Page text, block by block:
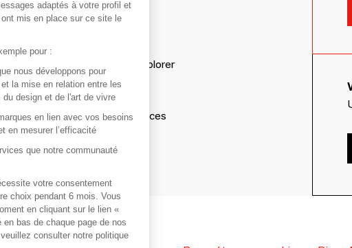
de milliers de fournisseurs à explorer
sélections de produits tendances
adaptés à votre profil et
mis en place sur ce site le
pour :
nous développons pour
la mise en relation entre les
design et de l'art de vivre
en lien avec vos besoins
en mesurer l’efficacité
que notre communauté
votre consentement
choix pendant 6 mois. Vous
en cliquant sur le lien «
bas de chaque page de nos
consulter notre politique